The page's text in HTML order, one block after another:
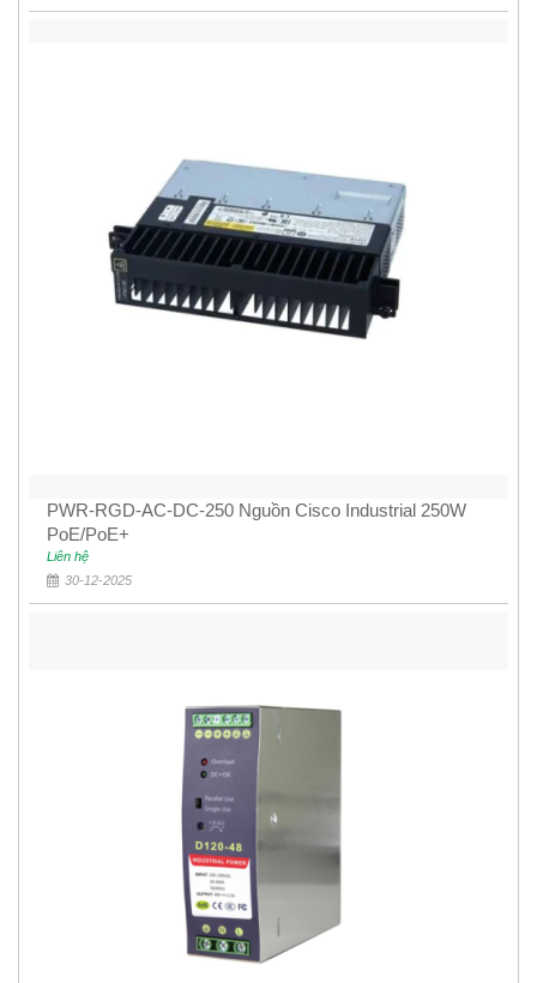
PWR-RGD-AC-DC-250 Nguồn Cisco Industrial 250W
PoE/PoE+
Liên hệ
30-12-2025